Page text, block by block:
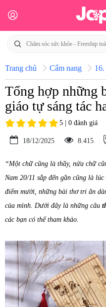
Trang chủ Cẩm nang
Tổng hợp những
giáo tự sáng tác
5 | 0 đánh giá
18/12/2025 8.415
“Một chữ cũng là thầy, nửa chữ
Nam 20/11 sắp đến gần cũng là
điểm mười, những bài thơ tri ân
của mình. Dưới đây là những câu
các bạn có thể tham khảo.